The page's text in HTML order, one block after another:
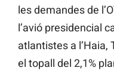
les demandes de
l’avió presidencial
atlantistes a l’Haia,
el topall del 2,1%